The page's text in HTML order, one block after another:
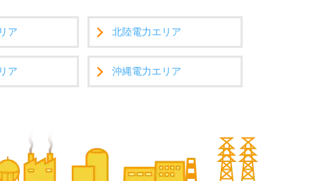
ア 北陸電力エリア
ア 沖縄電力エリア